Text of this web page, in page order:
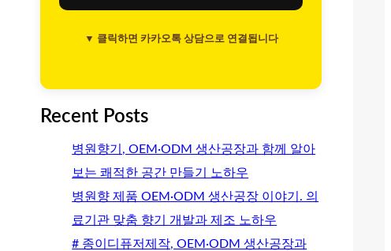
▼ 클릭하면 카카오톡 상담으로 연결됩니다
Recent Posts
병원향기, OEM·ODM 생산공장과 함께 알아
보는 쾌적한 공간 만들기 노하우
병원향 제품 OEM·ODM 생산공장 이야기. 의
료기관 맞춤 향기 개발과 제조 노하우
# 종이디퓨저제작, OEM·ODM 생산공장과